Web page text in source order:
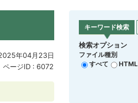
年04月23日
ページID : 6072
キーワード検索
検索オプション
ファイル種別
すべて
HTML